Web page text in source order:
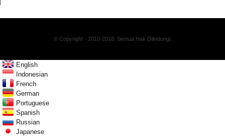
© Copyright - 2010-2018: Semua Hak Dilindungi.
English
Indonesian
French
German
Portuguese
Spanish
Russian
Japanese